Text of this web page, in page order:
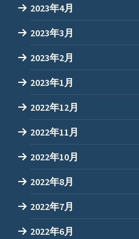
2023年4月
2023年3月
2023年2月
2023年1月
2022年12月
2022年11月
2022年10月
2022年8月
2022年7月
2022年6月